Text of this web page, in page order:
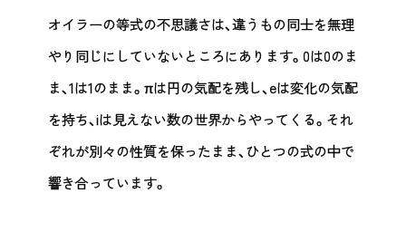
オイラーの等式の不思議さは、違うもの同士を無理
やり同じにしていないところにあります。0は0のま
ま、1は1のまま。πは円の気配を残し、eは変化の気配
を持ち、iは見えない数の世界からやってくる。それ
ぞれが別々の性質を保ったまま、ひとつの式の中で
響き合っています。